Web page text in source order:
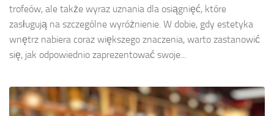
trofeów, ale także wyraz uznania dla osiągnięć, które
zasługują na szczególne wyróżnienie. W dobie, gdy estetyka
wnętrz nabiera coraz większego znaczenia, warto zastanowić
się, jak odpowiednio zaprezentować swoje...